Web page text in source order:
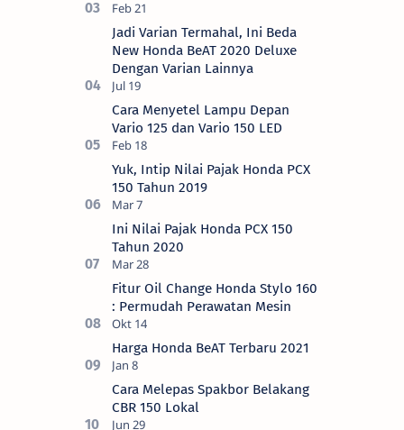
Jadi Varian Termahal, Ini Beda
New Honda BeAT 2020 Deluxe
Dengan Varian Lainnya
Cara Menyetel Lampu Depan
Vario 125 dan Vario 150 LED
Yuk, Intip Nilai Pajak Honda PCX
150 Tahun 2019
Ini Nilai Pajak Honda PCX 150
Tahun 2020
Fitur Oil Change Honda Stylo 160
: Permudah Perawatan Mesin
Harga Honda BeAT Terbaru 2021
Cara Melepas Spakbor Belakang
CBR 150 Lokal